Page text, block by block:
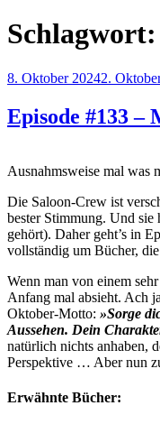
Schlagwort:
Veröffentlicht
8. Oktober 20242.
Episode #133 –
Ausnahmsweise mal
Die Saloon-Crew ist
bester Stimmung. Und sie
gehört). Daher geht’s in
vollständig um Bücher,
Wenn man von einem
Anfang mal absieht. Ach
Oktober-Motto: »Sorge
Aussehen. Dein
natürlich nichts anhaben,
Perspektive … Aber nun
Erwähnte Bücher: